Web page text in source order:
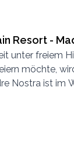
Resort -
unter freiem
möchte,
Nostra ist im
eine